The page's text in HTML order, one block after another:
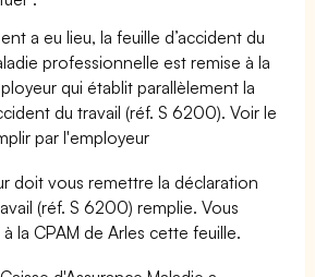
a eu lieu, la feuille d’accident du
professionnelle est remise à la
qui établit parallèlement la
du travail (réf. S 6200). Voir le
par l'employeur
doit vous remettre la déclaration
(réf. S 6200) remplie. Vous
la CPAM de Arles cette feuille.